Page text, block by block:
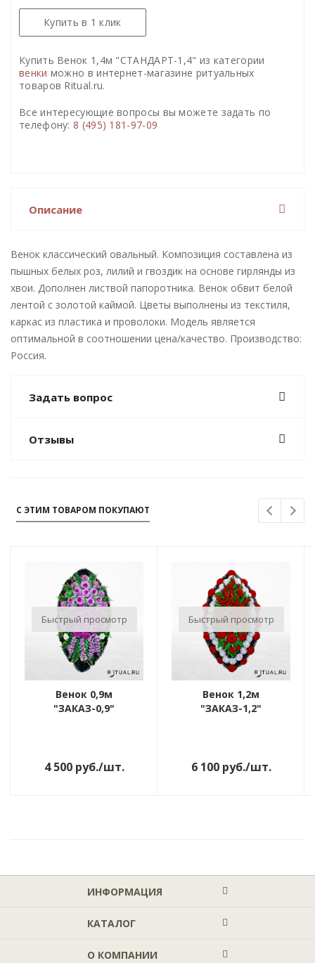
Купить в 1 клик
Купить Венок 1,4м "СТАНДАРТ-1,4" из категории
венки можно в интернет-магазине ритуальных
товаров Ritual.ru.
Все интересующие вопросы вы можете задать по
телефону: 8 (495) 181-97-09
Описание
Венок классический овальный. Композиция составлена из
пышных белых роз, лилий и гвоздик на основе гирлянды из
хвои. Дополнен листвой папоротника. Венок обвит белой
лентой с золотой каймой. Цветы выполнены из текстиля,
каркас из пластика и проволоки. Модель является
оптимальной в соотношении цена/качество. Производство:
Россия.
Задать вопрос
Отзывы
С ЭТИМ ТОВАРОМ ПОКУПАЮТ
Быстрый просмотр
Венок 0,9м
"ЗАКАЗ-0,9"
4 500руб./шт.
Быстрый просмотр
Венок 1,2м
"ЗАКАЗ-1,2"
6 100руб./шт.
ИНФОРМАЦИЯ
КАТАЛОГ
О КОМПАНИИ